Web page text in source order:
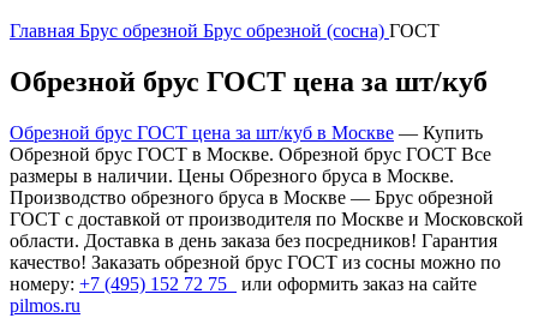
Главная Брус обрезной Брус обрезной (сосна) ГОСТ
Обрезной брус ГОСТ цена за шт/куб
Обрезной брус ГОСТ цена за шт/куб в Москве — Купить
Обрезной брус ГОСТ в Москве. Обрезной брус ГОСТ Все
размеры в наличии. Цены Обрезного бруса в Москве.
Производство обрезного бруса в Москве — Брус обрезной
ГОСТ с доставкой от производителя по Москве и Московской
области. Доставка в день заказа без посредников! Гарантия
качество! Заказать обрезной брус ГОСТ из сосны можно по
номеру: +7 (495) 152 72 75
или оформить заказ на сайте
pilmos.ru